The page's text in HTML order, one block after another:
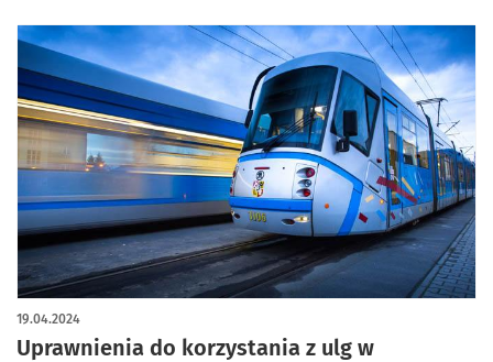
Uprawnienia do korzystania z ulg w
19.04.2024